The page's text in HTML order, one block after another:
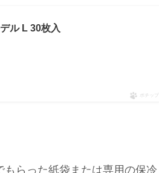
ル L 30枚入
ポチップ
らった紙袋または専用の保冷